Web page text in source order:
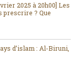
2025 à 20h00] Les
prescrire ? Que
d’islam : Al-Biruni,